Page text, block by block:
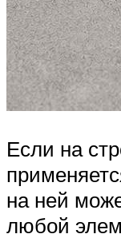
Если на
на ней
любой